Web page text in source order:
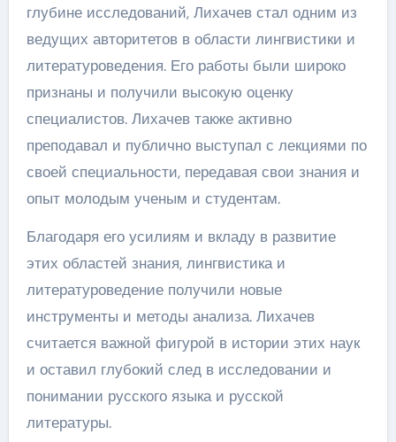
глубине исследований, Лихачев стал одним из
ведущих авторитетов в области лингвистики и
литературоведения. Его работы были широко
признаны и получили высокую оценку
специалистов. Лихачев также активно
преподавал и публично выступал с лекциями по
своей специальности, передавая свои знания и
опыт молодым ученым и студентам.
Благодаря его усилиям и вкладу в развитие
этих областей знания, лингвистика и
литературоведение получили новые
инструменты и методы анализа. Лихачев
считается важной фигурой в истории этих наук
и оставил глубокий след в исследовании и
понимании русского языка и русской
литературы.